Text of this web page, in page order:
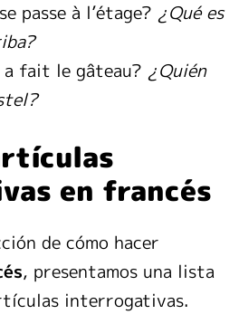
se passe à l’étage? ¿Qué es
a fait le gâteau? ¿Quién
en francés
de cómo hacer
, presentamos una lista
interrogativas.